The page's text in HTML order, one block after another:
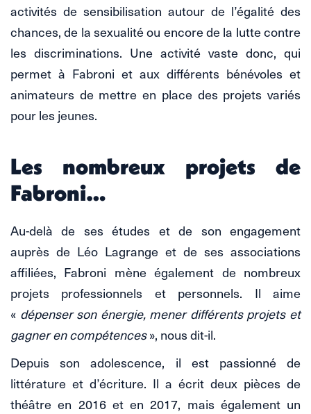
activités de sensibilisation autour de l’égalité des
chances, de la sexualité ou encore de la lutte contre
les discriminations. Une activité vaste donc, qui
permet à Fabroni et aux différents bénévoles et
animateurs de mettre en place des projets variés
pour les jeunes.
Les nombreux projets de
Fabroni…
Au-delà de ses études et de son engagement
auprès de Léo Lagrange et de ses associations
affiliées, Fabroni mène également de nombreux
projets professionnels et personnels. Il aime
« dépenser son énergie, mener différents projets et
gagner en compétences», nous dit-il.
Depuis son adolescence, il est passionné de
littérature et d’écriture. Il a écrit deux pièces de
théâtre en 2016 et en 2017, mais également un